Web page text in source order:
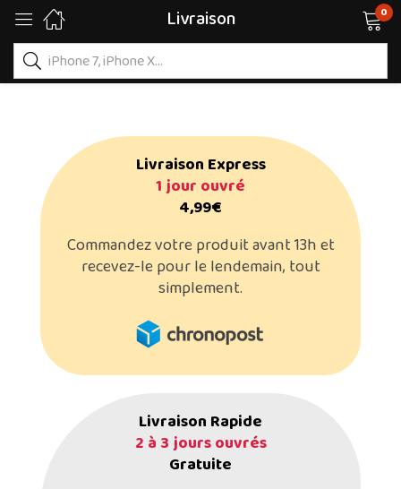
Livraison 0
Livraison Express
1 jour ouvré
4,99€
Commandez votre produit avant 13h et
recevez-le pour le lendemain, tout
simplement.
Livraison Rapide
2 à 3 jours ouvrés
Gratuite